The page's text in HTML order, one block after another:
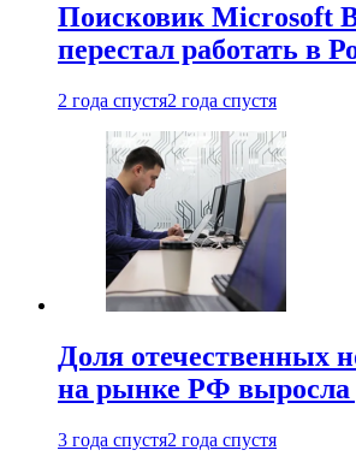
Поисковик Microsoft
перестал работать в
2 года спустя2 года спустя
Доля отечественных
на рынке РФ выросла
3 года спустя2 года спустя